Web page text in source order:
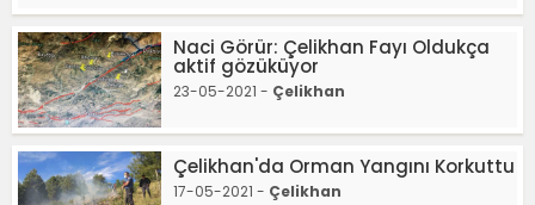
Naci Görür: Çelikhan Fayı Oldukça
aktif gözüküyor
23-05-2021 - Çelikhan
Çelikhan'da Orman Yangını Korkuttu
17-05-2021 - Çelikhan